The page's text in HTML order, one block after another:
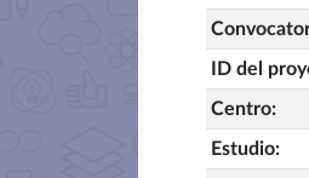
ID del
Centro:
Estudio: